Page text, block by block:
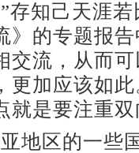
知己天涯
》的专题报
交流，从而
更加应该如
就是要注重
区的一些